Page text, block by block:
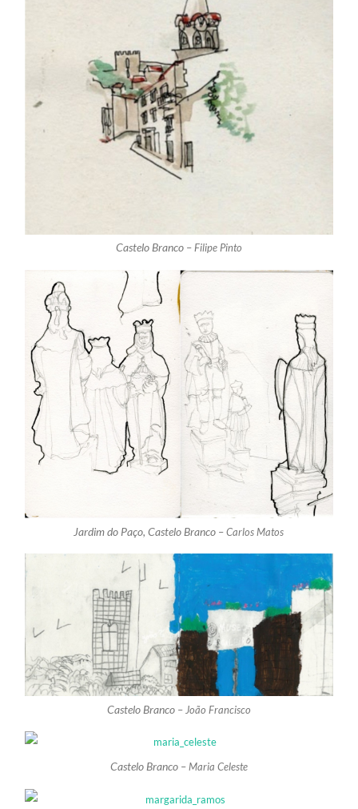
Castelo Branco –Filipe Pinto
Jardim do Paço, Castelo Branco –Carlos Matos
Castelo Branco – João Francisco
Castelo Branco –Maria Celeste